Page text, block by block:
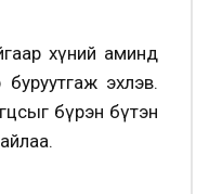
хүний аминд
эхлэв.
бүрэн бүтэн